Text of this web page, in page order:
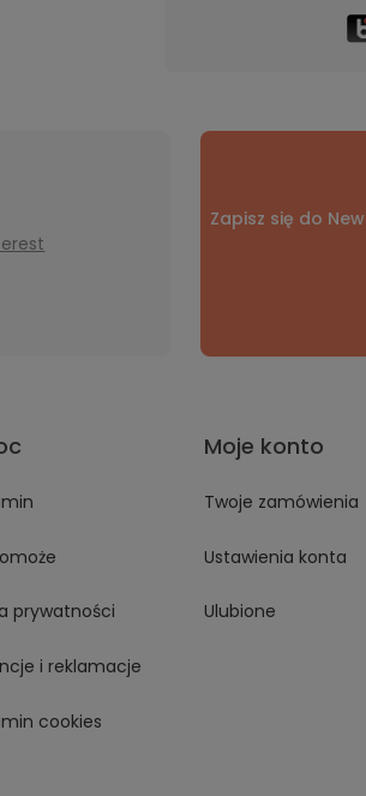
Zapisz się do
prywatności
i reklamacje
cookies
Moje konto
Twoje zamówienia
Ustawienia konta
Ulubione